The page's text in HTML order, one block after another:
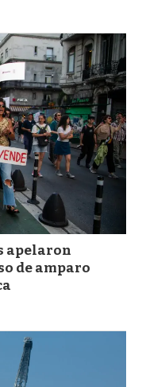
apelaron
de amparo